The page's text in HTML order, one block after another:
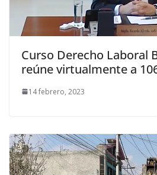
Curso Derecho Laboral
reúne virtualmente a
14 febrero, 2023